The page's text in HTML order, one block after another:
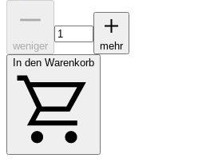
weniger
mehr
In den Warenkorb